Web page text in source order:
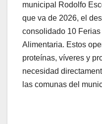
municipal Rodolfo
que va de 2026, el
consolidado 10
Alimentaria. Estos
proteínas, víveres y
necesidad
las comunas del